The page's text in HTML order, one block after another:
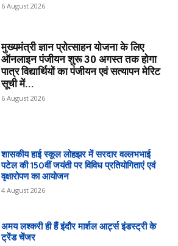
6 August 2026
मुख्यमंत्री ज्ञान प्रोत्साहन योजना के लिए
ऑनलाइन पंजीयन शुरू 30 अगस्त तक होगा
पात्र विद्यार्थियों का पंजीयन एवं सत्यापन मेरिट
सूची में...
6 August 2026
शासकीय हाई स्कूल लोहझर में सरदार वल्लभभाई
पटेल की 150वीं जयंती पर विविध प्रतियोगिताएं एवं
वृक्षारोपण का आयोजन
4 August 2026
अमय लश्करी ही हैं इंदौर मार्शल आर्ट्स इंडस्ट्री के
ट्रेंड चेंजर